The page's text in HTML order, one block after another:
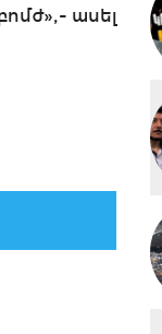
ասել